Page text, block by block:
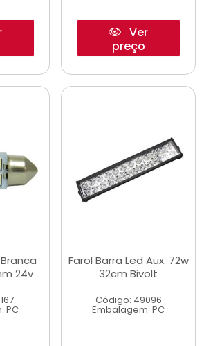
Ver
preço
24v
PC
Farol Barra Led Aux. 72w
32cm Bivolt
Código: 49096
Embalagem: PC